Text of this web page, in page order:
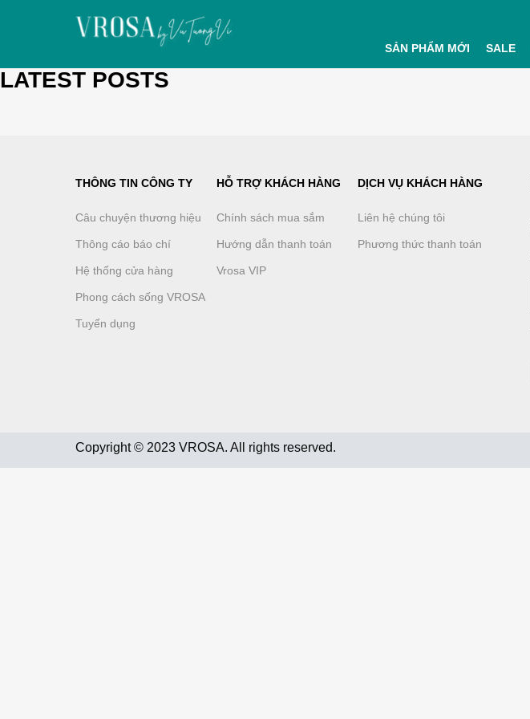
SẢN PHẨM MỚI SALE
LATEST POSTS
THÔNG TIN CÔNG TY
Câu chuyện thương hiệu
Thông cáo báo chí
Hệ thống cửa hàng
Phong cách sống VROSA
Tuyển dụng
HỖ TRỢ KHÁCH HÀNG
Chính sách mua sắm
Hướng dẫn thanh toán
Vrosa VIP
DỊCH VỤ KHÁCH HÀNG
Liên hệ chúng tôi
Phương thức thanh toán
Copyright © 2023 VROSA. All rights reserved.